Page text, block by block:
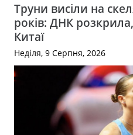
Труни висіли на
років: ДНК
Китаї
Неділя, 9 Серпня, 2026